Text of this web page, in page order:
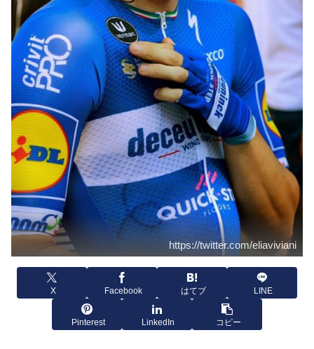
https://twitter.com/eliaviviani
X Facebook はてブ LINE
Pinterest LinkedIn コピー